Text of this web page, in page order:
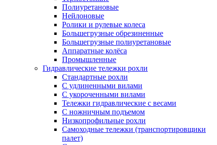
Полиуретановые
Нейлоновые
Ролики и рулевые колеса
Большегрузные обрезиненные
Большегрузные полиуретановые
Аппаратные колёса
Промышленные
Гидравлические тележки рохли
Стандартные рохли
С удлиненными вилами
С укороченными вилами
Тележки гидравлические с весами
С ножничным подъемом
Низкопрофильные рохли
Самоходные тележки (транспортировщики
палет)